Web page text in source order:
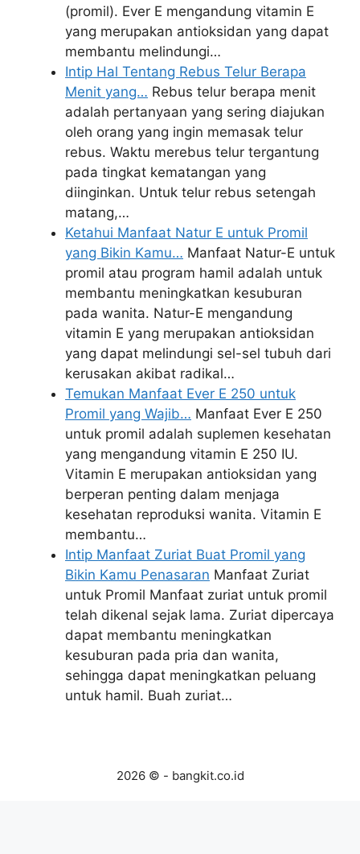
(promil). Ever E mengandung vitamin E
yang merupakan antioksidan yang dapat
membantu melindungi…
Intip Hal Tentang Rebus Telur Berapa
Menit yang… Rebus telur berapa menit
adalah pertanyaan yang sering diajukan
oleh orang yang ingin memasak telur
rebus. Waktu merebus telur tergantung
pada tingkat kematangan yang
diinginkan. Untuk telur rebus setengah
matang,…
Ketahui Manfaat Natur E untuk Promil
yang Bikin Kamu… Manfaat Natur-E untuk
promil atau program hamil adalah untuk
membantu meningkatkan kesuburan
pada wanita. Natur-E mengandung
vitamin E yang merupakan antioksidan
yang dapat melindungi sel-sel tubuh dari
kerusakan akibat radikal…
Temukan Manfaat Ever E 250 untuk
Promil yang Wajib… Manfaat Ever E 250
untuk promil adalah suplemen kesehatan
yang mengandung vitamin E 250 IU.
Vitamin E merupakan antioksidan yang
berperan penting dalam menjaga
kesehatan reproduksi wanita. Vitamin E
membantu…
Intip Manfaat Zuriat Buat Promil yang
Bikin Kamu Penasaran Manfaat Zuriat
untuk Promil Manfaat zuriat untuk promil
telah dikenal sejak lama. Zuriat dipercaya
dapat membantu meningkatkan
kesuburan pada pria dan wanita,
sehingga dapat meningkatkan peluang
untuk hamil. Buah zuriat…
2026 © - bangkit.co.id